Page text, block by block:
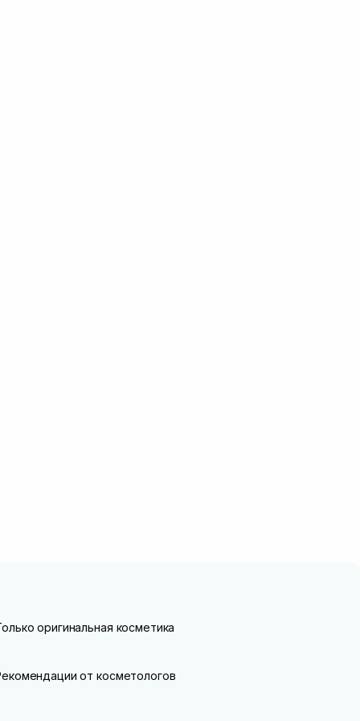
оригинальная косметика
от косметологов